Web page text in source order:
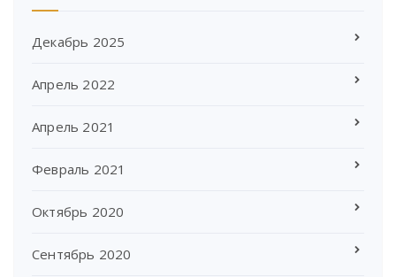
Декабрь 2025
Апрель 2022
Апрель 2021
Февраль 2021
Октябрь 2020
Сентябрь 2020